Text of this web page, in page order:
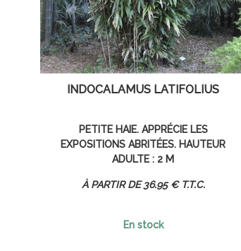
INDOCALAMUS LATIFOLIUS
PETITE HAIE. APPRÉCIE LES
EXPOSITIONS ABRITÉES. HAUTEUR
ADULTE : 2 M
36.95 € T.T.C.
En stock